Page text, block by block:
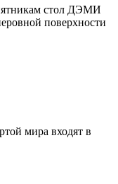
стол ДЭМИ
поверхности
мира входят в